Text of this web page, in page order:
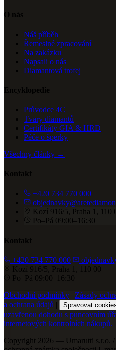
O nás
Náš příběh
Řemeslné zpracování
Na zakázku
Napsali o nás
Diamantová trofej
Encyklopedie
Průvodce 4C
Tvary diamantů
Certifikáty GIA & HRD
Péče o šperky
Všechny články →
Kontakt
+420 734 770 000
Kozí 916/5, Praha 1, 110
Po–Pá 09:00–16:30
Kontakt
+420 734 770 000
Kozí 916/5, Praha 1, 110 00
Po–Pá 09:00–16:30
Obchodní podmínky | Zásady
a ochrana údajů | Spravovat
uzavřenou dohodu s puncovním
internetových kontrolních nákupů.
Copyright 2026 — Umarutti s.r.o. /